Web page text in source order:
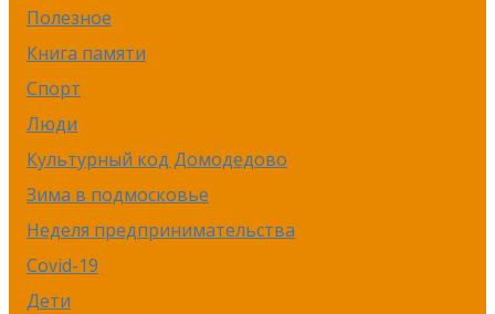
Полезное
Книга памяти
Спорт
Люди
Культурный код Домодедово
Зима в подмосковье
Неделя предпринимательства
Covid-19
Дети